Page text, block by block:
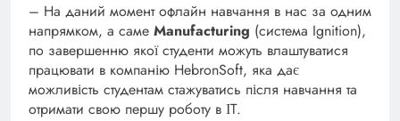
– На даний момент офлайн навчання в нас за одним
напрямком, а саме Manufacturing (система Ignition),
по завершенню якої студенти можуть влаштуватися
працювати в компанію HebronSoft, яка дає
можливість студентам стажуватись після навчання та
отримати свою першу роботу в ІТ.